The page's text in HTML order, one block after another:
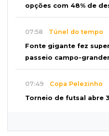
opções com 48% de
07:58 Túnel do tempo
Fonte gigante fez
passeio campo-
07:49 Copa Pelezinho
Torneio de futsal abre